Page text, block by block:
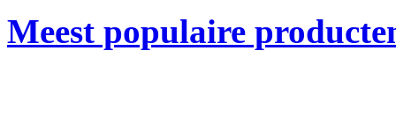
Meest populaire